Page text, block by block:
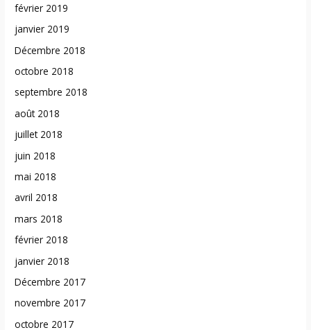
février 2019
janvier 2019
Décembre 2018
octobre 2018
septembre 2018
août 2018
juillet 2018
juin 2018
mai 2018
avril 2018
mars 2018
février 2018
janvier 2018
Décembre 2017
novembre 2017
octobre 2017